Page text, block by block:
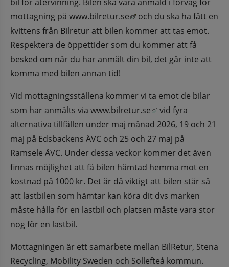
mottagning på www.bilretur.se Länk till annan
och du ska ha fått en
kvittens från Bilretur att bilen kommer att tas emot.
Respektera de öppettider som du kommer att få
besked om när du har anmält din bil, det går inte att
komma med bilen annan tid!
Vid mottagningsställena kommer vi ta emot de bilar
som har anmälts via www.bilretur.se Länk till annan
vid fyra
alternativa tillfällen under maj månad 2026, 19 och 21
maj på Edsbackens ÅVC och 25 och 27 maj på
Ramsele ÅVC. Under dessa veckor kommer det även
finnas möjlighet att få bilen hämtad hemma mot en
kostnad på 1000 kr. Det är då viktigt att bilen står så
att lastbilen som hämtar kan köra dit dvs marken
måste hålla för en lastbil och platsen måste vara stor
nog för en lastbil.
Mottagningen är ett samarbete mellan BilRetur, Stena
Recycling, Mobility Sweden och Sollefteå kommun.